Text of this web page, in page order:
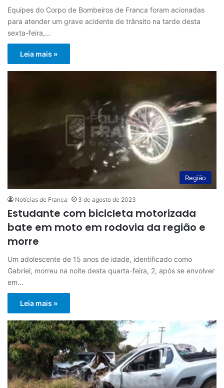
Equipes do Corpo de Bombeiros de Franca foram acionadas
para atender um grave acidente de trânsito na tarde desta
sexta-feira,…
Leia mais »
Região
Notícias de Franca 3 de agosto de 2023
Estudante com bicicleta motorizada
bate em moto em rodovia da região e
morre
Um adolescente de 15 anos de idade, identificado como
Gabriel, morreu na noite desta quarta-feira, 2, após se envolver
em…
Leia mais »